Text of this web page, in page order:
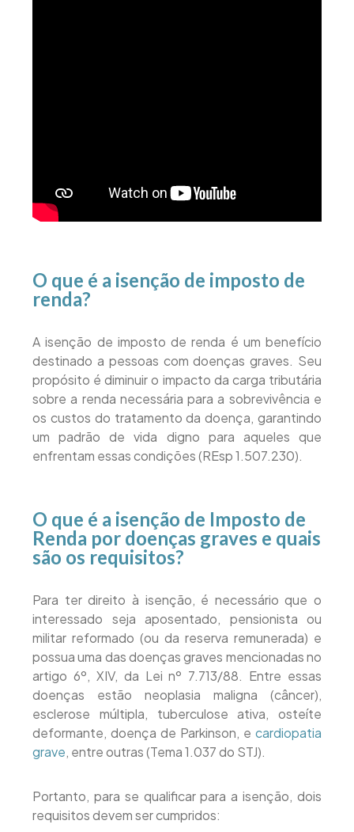
O que é a isenção de imposto de
renda?
A isenção de imposto de renda é um benefício
destinado a pessoas com doenças graves. Seu
propósito é diminuir o impacto da carga tributária
sobre a renda necessária para a sobrevivência e
os custos do tratamento da doença, garantindo
um padrão de vida digno para aqueles que
enfrentam essas condições (REsp 1.507.230).
O que é a isenção de Imposto de
Renda por doenças graves e quais
são os requisitos?
Para ter direito à isenção, é necessário que o
interessado seja aposentado, pensionista ou
militar reformado (ou da reserva remunerada) e
possua uma das doenças graves mencionadas no
artigo 6º, XIV, da Lei nº 7.713/88. Entre essas
doenças estão neoplasia maligna (câncer),
esclerose múltipla, tuberculose ativa, osteíte
deformante, doença de Parkinson, e cardiopatia
grave, entre outras (Tema 1.037 do STJ).
Portanto, para se qualificar para a isenção, dois
requisitos devem ser cumpridos: